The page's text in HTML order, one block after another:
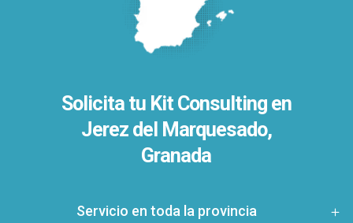
Solicita tu Kit Consulting en
Jerez del Marquesado,
Granada
Servicio en toda la provincia